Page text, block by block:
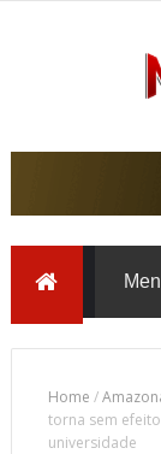
Home /
torna sem
universidade